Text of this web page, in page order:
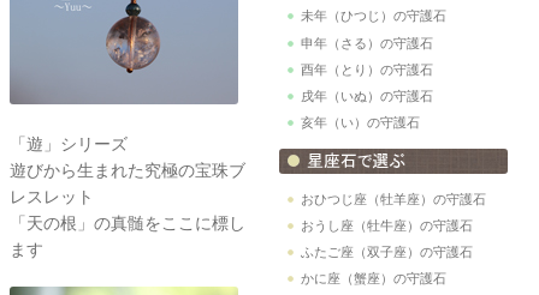
「遊」シリーズ
遊びから生まれた究極の宝珠ブ
レスレット
「天の根」の真髄をここに標し
ます
未年（ひつじ）の守護石
申年（さる）の守護石
酉年（とり）の守護石
戌年（いぬ）の守護石
亥年（い）の守護石
おひつじ座（牡羊座）の守護石
おうし座（牡牛座）の守護石
ふたご座（双子座）の守護石
かに座（蟹座）の守護石